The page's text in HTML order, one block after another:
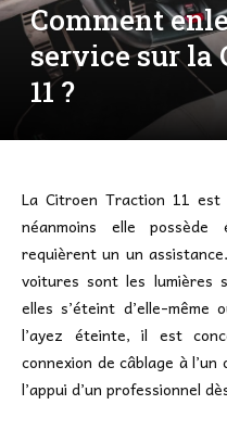
Comment
service sur la
11 ?
La Citroen Traction 11 est
néanmoins elle possède
requièrent un un
voitures sont les lumières
elles s’éteint d’elle-
l’ayez éteinte, il est
connexion de câblage à
l’appui d’un professionnel